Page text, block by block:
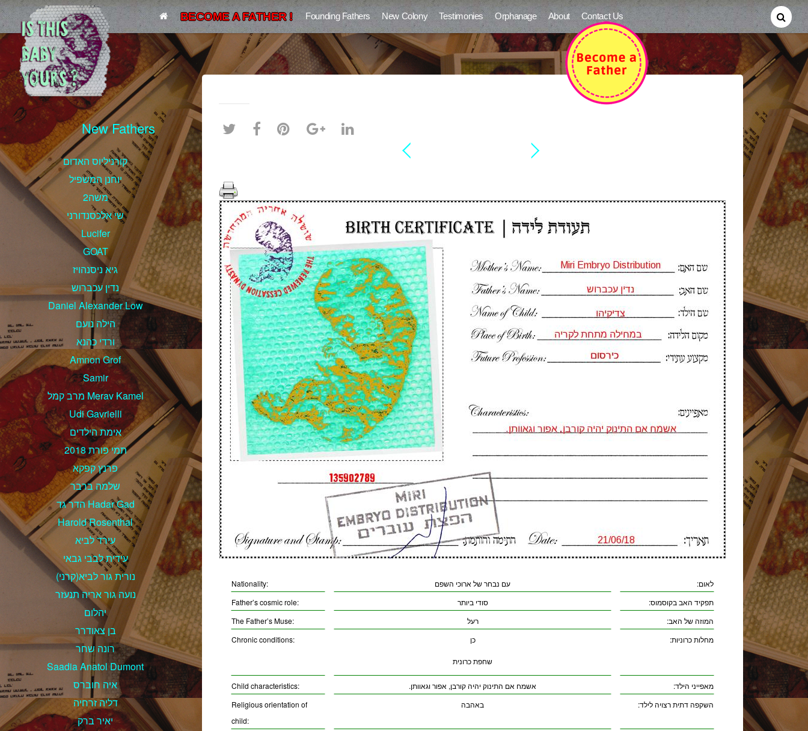
BECOME A FATHER ! Founding Fathers New Colony Testimonies Orphanage About Contact Us
New Fathers
קורניליוס האדום
יוחנן המשפיל
משה2
שי אלכסנדורני
Lucifer
GOAT
גיא ניסנהויז
נדין עכברוש
Daniel Alexander Low
הילה נועם
ורדי כהנא
Amnon Grof
Samir
מרב קמל Merav Kamel
Udi Gavrielli
אימת הילדים
תמי פורת 2018
פרנץ קפקא
שלמה ברבר
הדר גד Hadar Gad
Harold Rosenthal
עירד לביא
עידית לבבי גבאי
נורית גור לביא(קרני)
נועה גור אריה תנעזר
יהלום
בן צאודרר
רונה שחר
Saadia Anatol Dumont
איה חוברס
דליה זרחיה
יאיר ברק
Nationality: עם נבחר של ארוכי השפם
לאום:
Father’s cosmic role:
סודי ביותר
תפקיד האב בקוסמוס:
The Father’s Muse:
רעל
המוזה של האב:
Chronic conditions:
כן
שחפת כרונית
מחלות כרוניות:
Child characteristics: אשמח אם התינוק יהיה קורבן, אפור וגאוותן.
מאפייני הילד:
Religious orientation of
child:
באהבה השקפה דתית רצויה לילד: